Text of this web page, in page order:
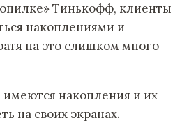
Тинькофф, клиенты
накоплениями и
на это слишком много
накопления и их
на своих экранах.